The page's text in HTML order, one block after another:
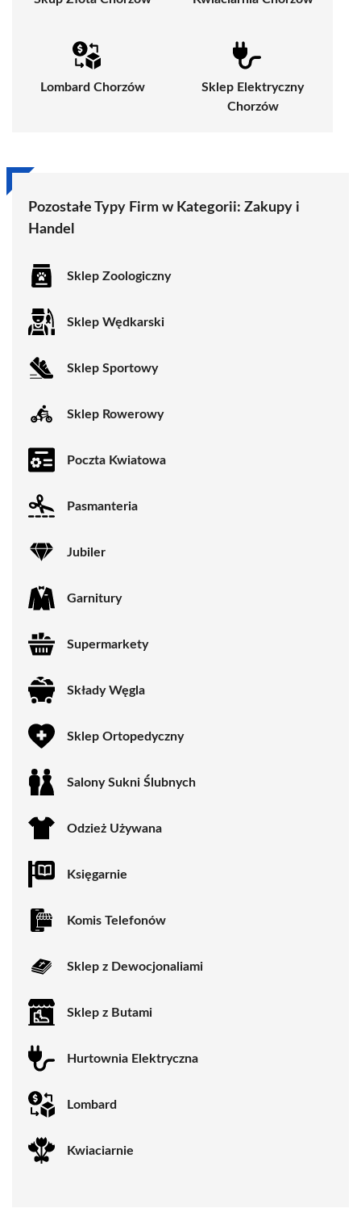
Lombard Chorzów
Sklep Elektryczny
Chorzów
Pozostałe Typy Firm w Kategorii: Zakupy i
Handel
Sklep Zoologiczny
Sklep Wędkarski
Sklep Sportowy
Sklep Rowerowy
Poczta Kwiatowa
Pasmanteria
Jubiler
Garnitury
Supermarkety
Składy Węgla
Sklep Ortopedyczny
Salony Sukni Ślubnych
Odzież Używana
Księgarnie
Komis Telefonów
Sklep z Dewocjonaliami
Sklep z Butami
Hurtownia Elektryczna
Lombard
Kwiaciarnie